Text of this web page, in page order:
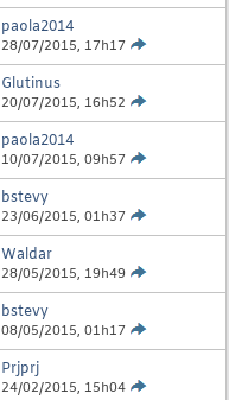
paola2014
28/07/2015, 17h17
Glutinus
20/07/2015, 16h52
paola2014
10/07/2015, 09h57
bstevy
23/06/2015, 01h37
Waldar
28/05/2015, 19h49
bstevy
08/05/2015, 01h17
Prjprj
24/02/2015, 15h04